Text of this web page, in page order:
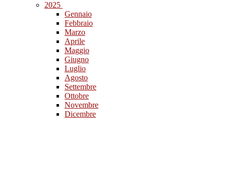
2025
Gennaio
Febbraio
Marzo
Aprile
Maggio
Giugno
Luglio
Agosto
Settembre
Ottobre
Novembre
Dicembre